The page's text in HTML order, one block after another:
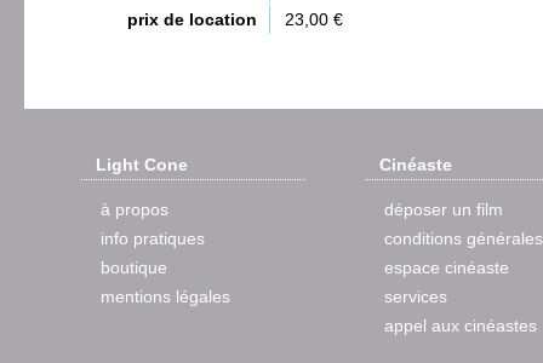
prix de location
23,00 €
Light Cone
à propos
info pratiques
boutique
mentions légales
Cinéaste
déposer un film
conditions générales
espace cinéaste
services
appel aux cinéastes